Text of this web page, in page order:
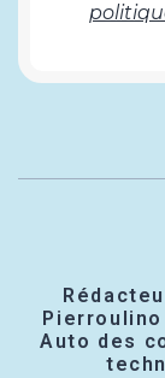
Auto des